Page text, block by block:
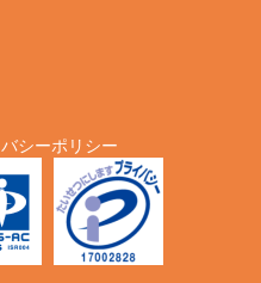
シーポリシー